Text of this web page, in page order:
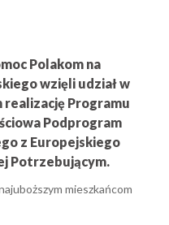
Polakom na
wzięli udział w
Programu
Podprogram
z Europejskiego
Potrzebującym.
mieszkańcom